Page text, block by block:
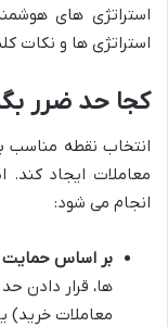
استراتژی های
استراتژی ها و نکات
کجا حد ضرر
انتخاب نقطه مناسب
معاملات ایجاد کند.
انجام می شود:
بر اساس حمایت
ها، قرار دادن
معاملات خرید)